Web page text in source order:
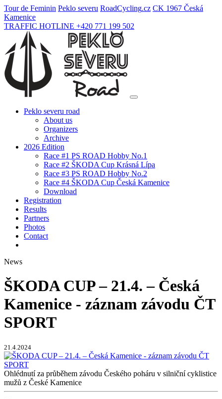
Tour de Feminin Peklo severu RoadCycling.cz CK 1967 Česká
Kamenice
TRAFFIC HOTLINE +420 771 199 502
Peklo severu road
About us
Organizers
Archive
2026 Edition
Race #1 PS ROAD Hobby No.1
Race #2 ŠKODA Cup Krásná Lípa
Race #3 PS ROAD Hobby No.2
Race #4 ŠKODA Cup Česká Kamenice
Download
Registration
Results
Partners
Photos
Contact
News
ŠKODA CUP – 21.4. – Česká
Kamenice - záznam závodu ČT
SPORT
21.4.2024
Ohlédnutí za průběhem závodu Českého poháru v silniční cyklistice
mužů z České Kamenice